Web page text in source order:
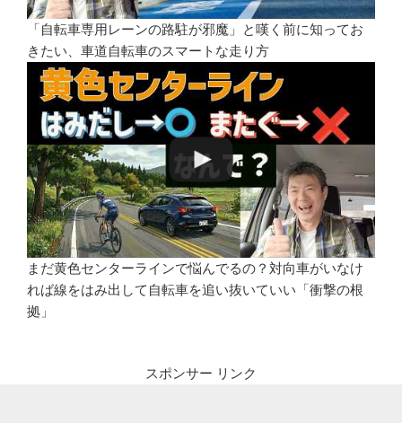
「自転車専用レーンの路駐が邪魔」と嘆く前に知ってお
きたい、車道自転車のスマートな走り方
まだ黄色センターラインで悩んでるの？対向車がいなけ
れば線をはみ出して自転車を追い抜いていい「衝撃の根
拠」
スポンサー リンク